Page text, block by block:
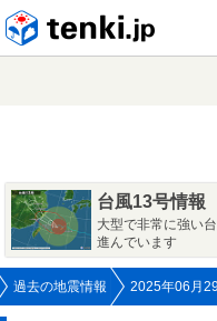
台風13号情報
大型で非常に強い
進んでいます
過去の地震情報 2025年06月